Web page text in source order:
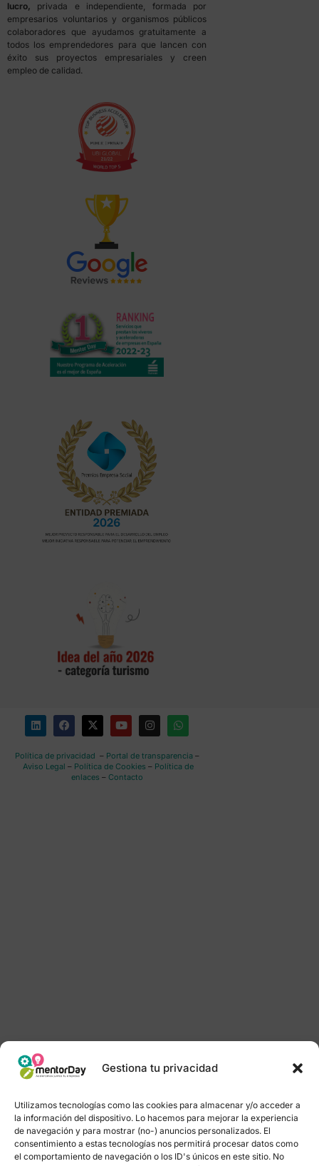
Gestiona tu privacidad
Utilizamos tecnologías como las cookies para almacenar y/o acceder a
la información del dispositivo. Lo hacemos para mejorar la experiencia
de navegación y para mostrar (no-) anuncios personalizados. El
consentimiento a estas tecnologías nos permitirá procesar datos como
el comportamiento de navegación o los ID's únicos en este sitio. No
lucro, privada e independiente, formada por
empresarios voluntarios y organismos públicos
colaboradores que ayudamos gratuitamente a
todos los emprendedores para que lancen con
éxito sus proyectos empresariales y creen
empleo de calidad.
Política de privacidad – Portal de transparencia–
Aviso Legal – Política de Cookies – Política de
enlaces – Contacto